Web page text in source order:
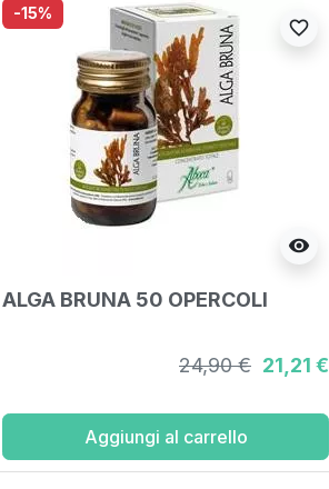
-15%
visibility
favorite_border
ALGA BRUNA 50 OPERCOLI
24,90 € 21,21 €
Aggiungi al carrello